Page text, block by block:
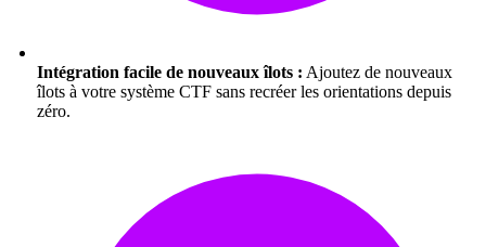
Intégration facile de nouveaux îlots : Ajoutez de nouveaux
îlots à votre système CTF sans recréer les orientations depuis
zéro.